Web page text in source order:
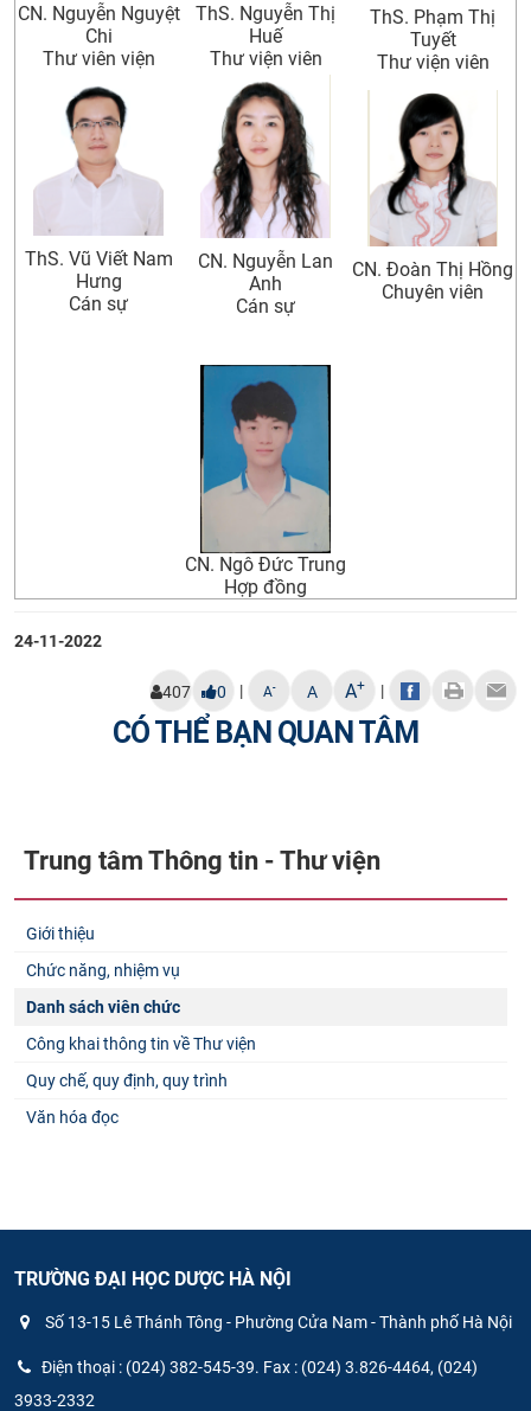
CN. Nguyễn Nguyệt
Chi
Thư viên viện
ThS. Nguyễn Thị
Huế
Thư viện viên
ThS. Phạm Thị
Tuyết
Thư viện viên
ThS. Vũ Viết Nam
Hưng
Cán sự
CN. Nguyễn Lan
Anh
Cán sự
CN. Đoàn Thị Hồng
Chuyên viên
CN. Ngô Đức Trung
Hợp đồng
24-11-2022
407 0 | A- A A+ |
CÓ THỂ BẠN QUAN TÂM
Trung tâm Thông tin - Thư viện
Giới thiệu
Chức năng, nhiệm vụ
Danh sách viên chức
Công khai thông tin về Thư viện
Quy chế, quy định, quy trình
Văn hóa đọc
TRƯỜNG ĐẠI HỌC DƯỢC HÀ NỘI
Số 13-15 Lê Thánh Tông - Phường Cửa Nam - Thành phố Hà Nội
Điện thoại : (024) 382-545-39. Fax : (024) 3.826-4464, (024)
3933-2332